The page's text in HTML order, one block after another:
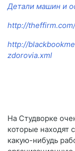
Детали машин и
http://
http://
zdorovia.xml
На Студворке
которые находят
какую-нибудь